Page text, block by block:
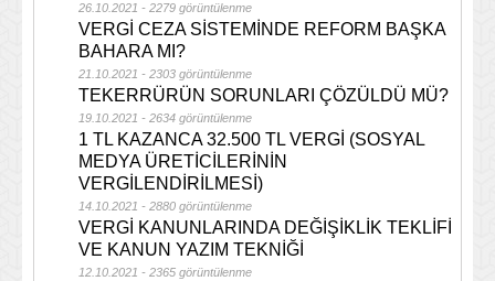
26.10.2021 - 2279 görüntülenme
VERGİ CEZA SİSTEMİNDE REFORM BAŞKA
BAHARA MI?
21.10.2021 - 2303 görüntülenme
TEKERRÜRÜN SORUNLARI ÇÖZÜLDÜ MÜ?
19.10.2021 - 2634 görüntülenme
1 TL KAZANCA 32.500 TL VERGİ (SOSYAL
MEDYA ÜRETİCİLERİNİN
VERGİLENDİRİLMESİ)
14.10.2021 - 2880 görüntülenme
VERGİ KANUNLARINDA DEĞİŞİKLİK TEKLİFİ
VE KANUN YAZIM TEKNİĞİ
12.10.2021 - 2365 görüntülenme